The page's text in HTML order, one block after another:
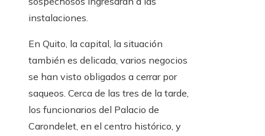
instalaciones.
En Quito, la capital, la situación
también es delicada, varios negocios
se han visto obligados a cerrar por
saqueos. Cerca de las tres de la tarde,
los funcionarios del Palacio de
Carondelet, en el centro histórico, y